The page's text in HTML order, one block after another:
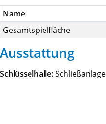
Name
Gesamtspielfläche
Ausstattung
Schlüsselhalle:Schließanlage